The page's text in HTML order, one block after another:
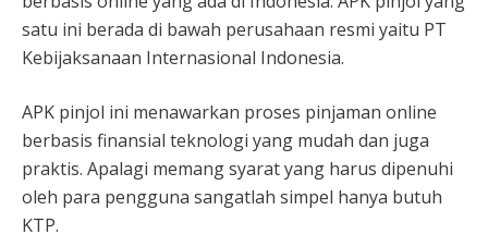
satu ini berada di bawah perusahaan resmi yaitu PT
Kebijaksanaan Internasional Indonesia.
APK pinjol ini menawarkan proses pinjaman online
berbasis finansial teknologi yang mudah dan juga
praktis. Apalagi memang syarat yang harus dipenuhi
oleh para pengguna sangatlah simpel hanya butuh
KTP.